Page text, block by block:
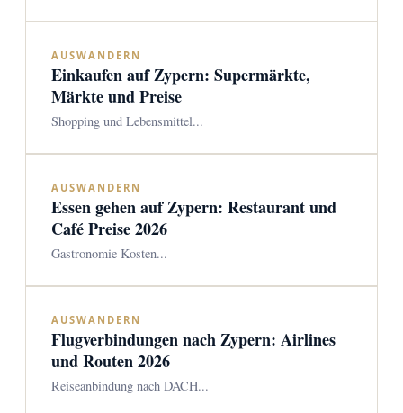
AUSWANDERN
Einkaufen auf Zypern: Supermärkte,
Märkte und Preise
Shopping und Lebensmittel...
AUSWANDERN
Essen gehen auf Zypern: Restaurant und
Café Preise 2026
Gastronomie Kosten...
AUSWANDERN
Flugverbindungen nach Zypern: Airlines
und Routen 2026
Reiseanbindung nach DACH...